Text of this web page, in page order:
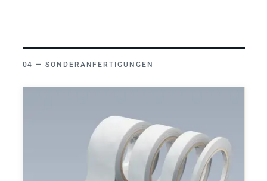
SONDERANFERTIGUNGEN